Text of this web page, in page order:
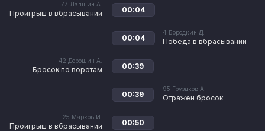
77 Лапшин А.
Проигрыш в вбрасывании 00:04
4 Бородкин Д.
Победа в вбрасывании
00:04
42 Дорошин А.
Бросок по воротам 00:39
95 Груздков А.
Отражен бросок
00:39
25 Марков И.
Проигрыш в вбрасывании 00:50